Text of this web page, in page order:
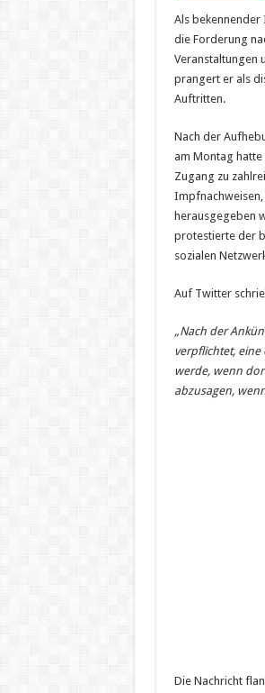
Als bekennender
die Forderung
Veranstaltungen
prangert er als
Auftritten.
Nach der
am Montag
Zugang zu
Impfnachweisen,
herausgegeben
protestierte der
sozialen
Auf Twitter
„Nach der
verpflichtet, eine
werde, wenn
abzusagen,
Die Nachricht